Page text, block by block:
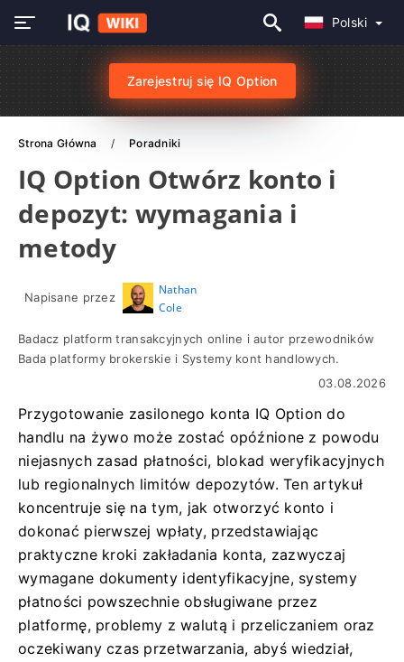
Polski
Zarejestruj się IQ Option
Strona Główna Poradniki
IQ Option Otwórz konto i
depozyt: wymagania i
metody
Napisane przez
Nathan
Cole
Badacz platform transakcyjnych online i autor przewodników
Bada platformy brokerskie i Systemy kont handlowych.
03.08.2026
Przygotowanie zasilonego konta IQ Option do
handlu na żywo może zostać opóźnione z powodu
niejasnych zasad płatności, blokad weryfikacyjnych
lub regionalnych limitów depozytów. Ten artykuł
koncentruje się na tym, jak otworzyć konto i
dokonać pierwszej wpłaty, przedstawiając
praktyczne kroki zakładania konta, zazwyczaj
wymagane dokumenty identyfikacyjne, systemy
płatności powszechnie obsługiwane przez
platformę, problemy z walutą i przeliczaniem oraz
oczekiwany czas przetwarzania, abyś wiedział,